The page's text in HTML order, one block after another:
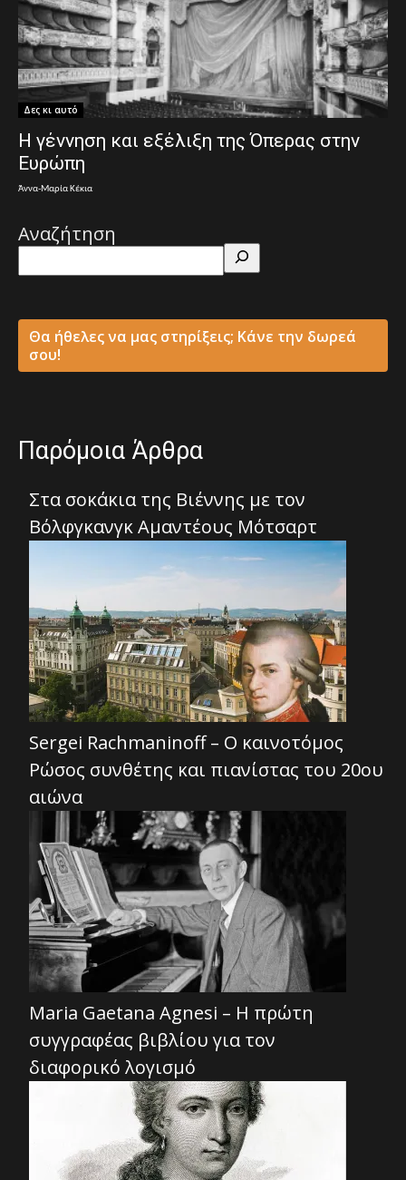
Δες κι αυτό
Η γέννηση και εξέλιξη της Όπερας στην
Ευρώπη
Άννα-Μαρία Κέκια
Αναζήτηση
Θα ήθελες να μας στηρίξεις; Κάνε την δωρεά
σου!
Παρόμοια Άρθρα
Στα σοκάκια της Βιέννης με τον
Βόλφγκανγκ Αμαντέους Μότσαρτ
Sergei Rachmaninoff – Ο καινοτόμος
Ρώσος συνθέτης και πιανίστας του 20ου
αιώνα
Maria Gaetana Agnesi – Η πρώτη
συγγραφέας βιβλίου για τον
διαφορικό λογισμό